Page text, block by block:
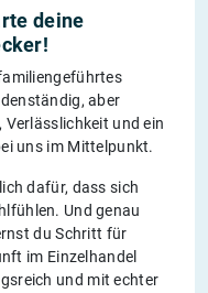
deine
aber
Verlässlichkeit und ein
uns im Mittelpunkt.
dafür, dass sich
Und genau
du Schritt für
im Einzelhandel
und mit echter